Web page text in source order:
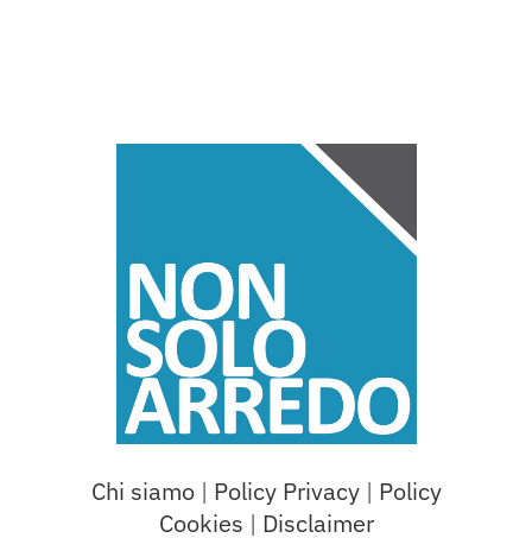
Chi siamo| Policy Privacy| Policy
Cookies | Disclaimer